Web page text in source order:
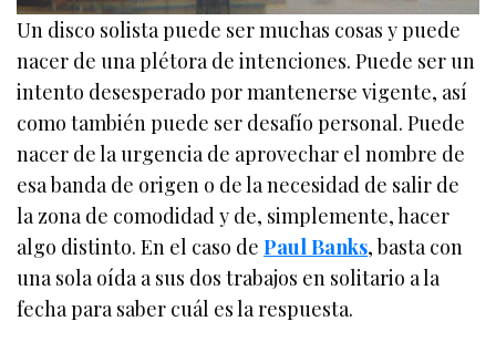
Un disco solista puede ser muchas cosas y puede
nacer de una plétora de intenciones. Puede ser un
intento desesperado por mantenerse vigente, así
como también puede ser desafío personal. Puede
nacer de la urgencia de aprovechar el nombre de
esa banda de origen o de la necesidad de salir de
la zona de comodidad y de, simplemente, hacer
algo distinto. En el caso dePaul Banks, basta con
una sola oída a sus dos trabajos en solitario a la
fecha para saber cuál es la respuesta.